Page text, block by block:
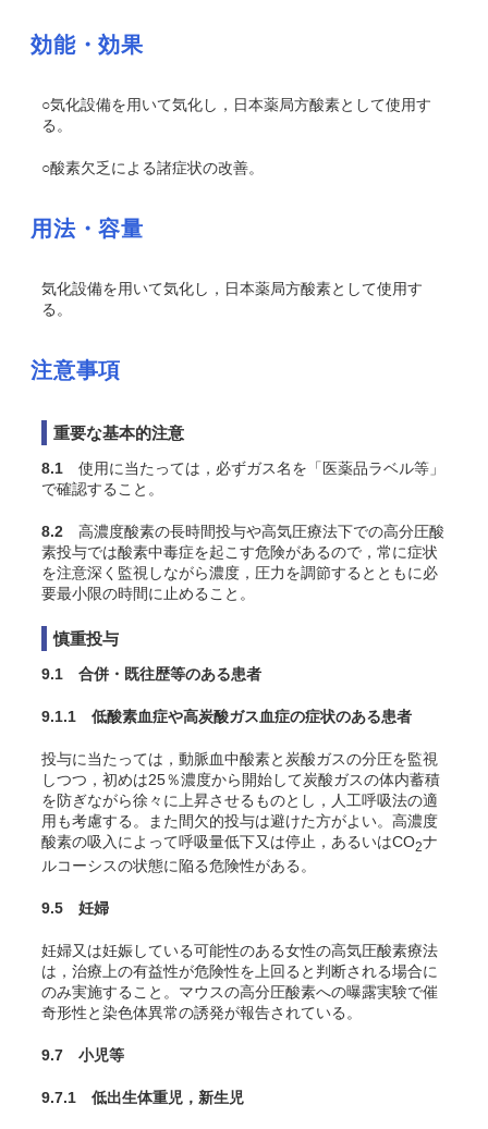
効能・効果
○気化設備を用いて気化し，日本薬局方酸素として使用す
る。
○酸素欠乏による諸症状の改善。
用法・容量
気化設備を用いて気化し，日本薬局方酸素として使用す
る。
注意事項
重要な基本的注意
8.1 使用に当たっては，必ずガス名を「医薬品ラベル等」
で確認すること。
8.2 高濃度酸素の長時間投与や高気圧療法下での高分圧酸
素投与では酸素中毒症を起こす危険があるので，常に症状
を注意深く監視しながら濃度，圧力を調節するとともに必
要最小限の時間に止めること。
慎重投与
9.1 合併・既往歴等のある患者
9.1.1 低酸素血症や高炭酸ガス血症の症状のある患者
投与に当たっては，動脈血中酸素と炭酸ガスの分圧を監視
しつつ，初めは25％濃度から開始して炭酸ガスの体内蓄積
を防ぎながら徐々に上昇させるものとし，人工呼吸法の適
用も考慮する。また間欠的投与は避けた方がよい。高濃度
酸素の吸入によって呼吸量低下又は停止，あるいはCO2ナ
ルコーシスの状態に陥る危険性がある 。
9.5 妊婦
妊婦又は妊娠している可能性のある女性の高気圧酸素療法
は，治療上の有益性が危険性を上回ると判断される場合に
のみ実施すること。マウスの高分圧酸素への曝露実験で催
奇形性と染色体異常の誘発が報告されている 。
9.7 小児等
9.7.1 低出生体重児，新生児